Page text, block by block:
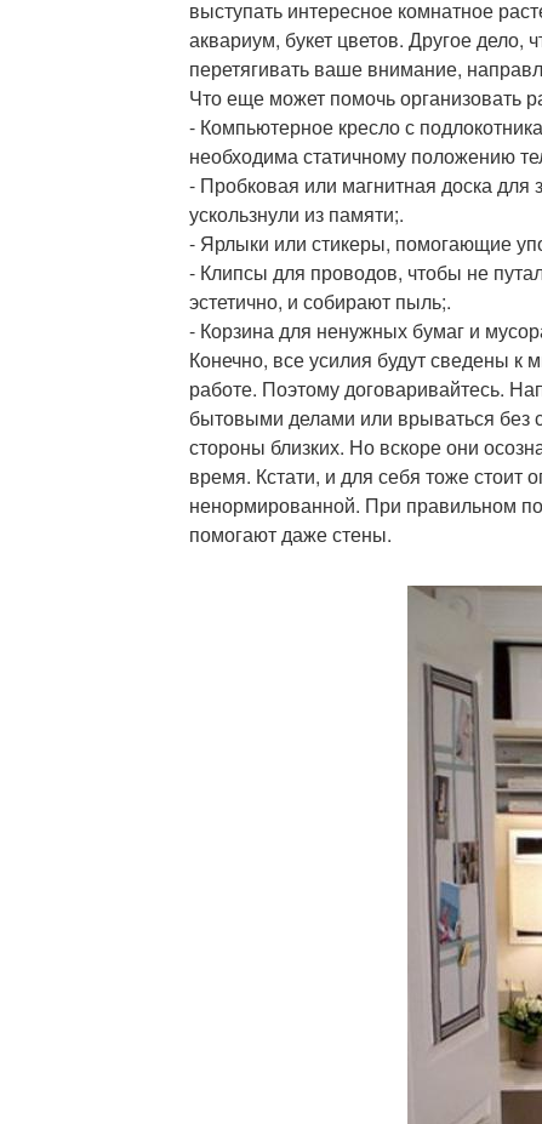
выступать интересное комнатное
аквариум, букет цветов. Другое
перетягивать ваше внимание,
Что еще может помочь организовать
- Компьютерное кресло с
необходима статичному положению
- Пробковая или магнитная доска для
ускользнули из памяти;.
- Ярлыки или стикеры, помогающие
- Клипсы для проводов, чтобы не
эстетично, и собирают пыль;.
- Корзина для ненужных бумаг и
Конечно, все усилия будут сведены
работе. Поэтому договаривайтесь.
бытовыми делами или врываться без
стороны близких. Но вскоре они
время. Кстати, и для себя тоже
ненормированной. При правильном
помогают даже стены.